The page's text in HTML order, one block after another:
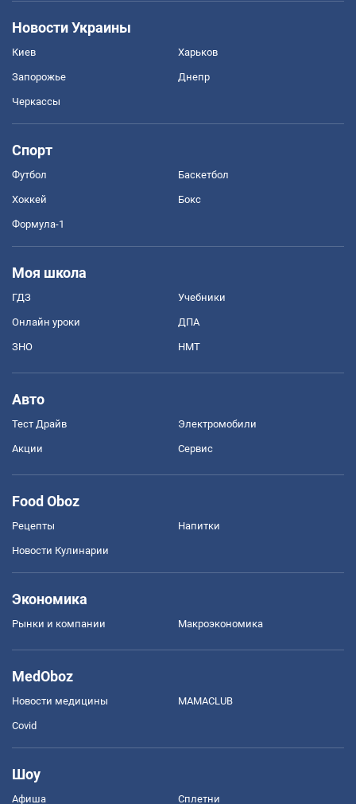
Новости Украины
Киев Харьков
Запорожье Днепр
Черкассы
Спорт
Футбол Баскетбол
Хоккей Бокс
Формула-1
Моя школа
ГДЗ Учебники
Онлайн уроки ДПА
ЗНО НМТ
Авто
Тест Драйв Электромобили
Акции Сервис
Food Oboz
Рецепты Напитки
Новости Кулинарии
Экономика
Рынки и компании Mакроэкономика
MedOboz
Новости медицины MAMACLUB
Covid
Шоу
Афиша Сплетни